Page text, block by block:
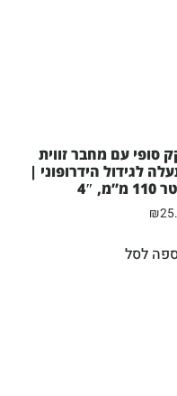
סופי עם מחבר זווית
לגידול הידרופוני |
4″
₪
לסל